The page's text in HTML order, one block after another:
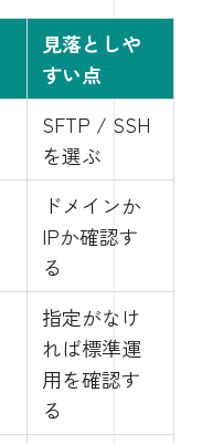
見落としや
すい点
SFTP / SSH
を選ぶ
ドメインか
IPか確認す
る
指定がなけ
れば標準運
用を確認す
る